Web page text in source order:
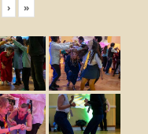
› »